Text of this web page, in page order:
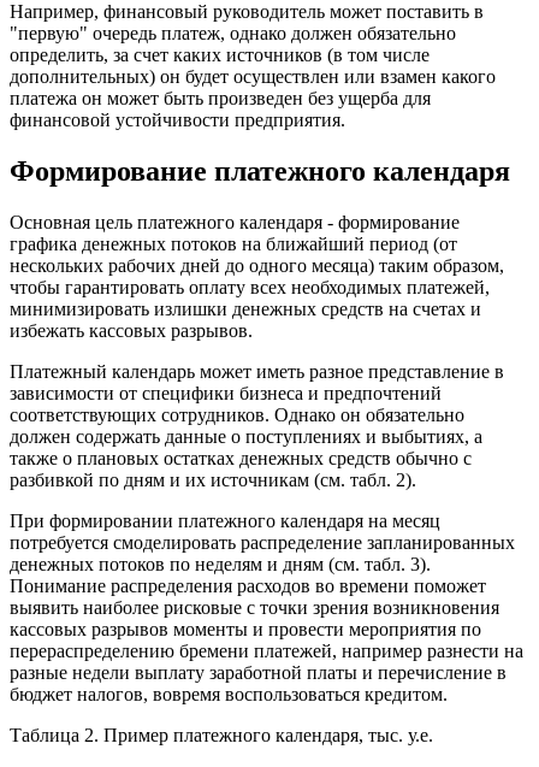
Например, финансовый руководитель может поставить в
"первую" очередь платеж, однако должен обязательно
определить, за счет каких источников (в том числе
дополнительных) он будет осуществлен или взамен какого
платежа он может быть произведен без ущерба для
финансовой устойчивости предприятия.
Формирование платежного календаря
Основная цель платежного календаря - формирование
графика денежных потоков на ближайший период (от
нескольких рабочих дней до одного месяца) таким образом,
чтобы гарантировать оплату всех необходимых платежей,
минимизировать излишки денежных средств на счетах и
избежать кассовых разрывов.
Платежный календарь может иметь разное представление в
зависимости от специфики бизнеса и предпочтений
соответствующих сотрудников. Однако он обязательно
должен содержать данные о поступлениях и выбытиях, а
также о плановых остатках денежных средств обычно с
разбивкой по дням и их источникам (см. табл. 2).
При формировании платежного календаря на месяц
потребуется смоделировать распределение запланированных
денежных потоков по неделям и дням (см. табл. 3).
Понимание распределения расходов во времени поможет
выявить наиболее рисковые с точки зрения возникновения
кассовых разрывов моменты и провести мероприятия по
перераспределению бремени платежей, например разнести на
разные недели выплату заработной платы и перечисление в
бюджет налогов, вовремя воспользоваться кредитом.
Таблица 2. Пример платежного календаря, тыс. у.е.